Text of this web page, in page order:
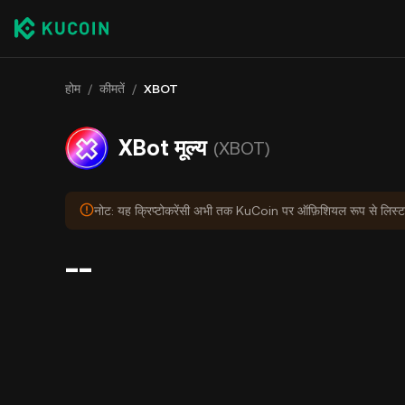
होम / कीमतें / XBOT
XBot मूल्य (XBOT)
नोट: यह क्रिप्टोकरेंसी अभी तक KuCoin पर ऑफ़िशियल रूप से लिस्ट
--